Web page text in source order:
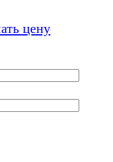
цену